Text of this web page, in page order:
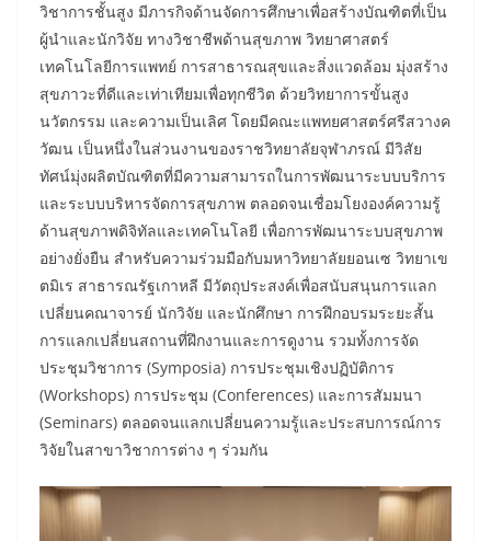
วิชาการชั้นสูง มีภารกิจด้านจัดการศึกษาเพื่อสร้างบัณฑิตที่เป็น
ผู้นำและนักวิจัย ทางวิชาชีพด้านสุขภาพ วิทยาศาสตร์
เทคโนโลยีการแพทย์ การสาธารณสุขและสิ่งแวดล้อม มุ่งสร้าง
สุขภาวะที่ดีและเท่าเทียมเพื่อทุกชีวิต ด้วยวิทยาการขั้นสูง
นวัตกรรม และความเป็นเลิศ โดยมีคณะแพทยศาสตร์ศรีสวางค
วัฒน เป็นหนึ่งในส่วนงานของราชวิทยาลัยจุฬาภรณ์ มีวิสัย
ทัศน์มุ่งผลิตบัณฑิตที่มีความสามารถในการพัฒนาระบบบริการ
และระบบบริหารจัดการสุขภาพ ตลอดจนเชื่อมโยงองค์ความรู้
ด้านสุขภาพดิจิทัลและเทคโนโลยี เพื่อการพัฒนาระบบสุขภาพ
อย่างยั่งยืน สำหรับความร่วมมือกับมหาวิทยาลัยยอนเซ วิทยาเข
ตมิเร สาธารณรัฐเกาหลี มีวัตถุประสงค์เพื่อสนับสนุนการแลก
เปลี่ยนคณาจารย์ นักวิจัย และนักศึกษา การฝึกอบรมระยะสั้น
การแลกเปลี่ยนสถานที่ฝึกงานและการดูงาน รวมทั้งการจัด
ประชุมวิชาการ (Symposia) การประชุมเชิงปฏิบัติการ
(Workshops) การประชุม (Conferences) และการสัมมนา
(Seminars) ตลอดจนแลกเปลี่ยนความรู้และประสบการณ์การ
วิจัยในสาขาวิชาการต่าง ๆ ร่วมกัน